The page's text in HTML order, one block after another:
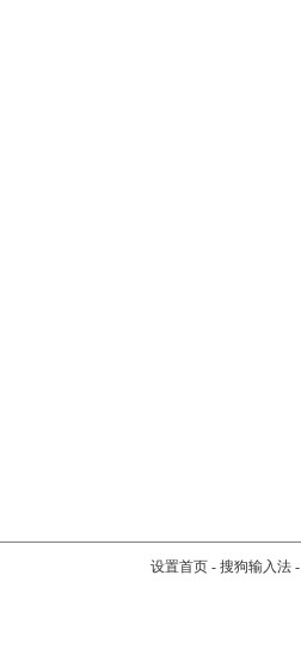
设置首页- 搜狗输入法-